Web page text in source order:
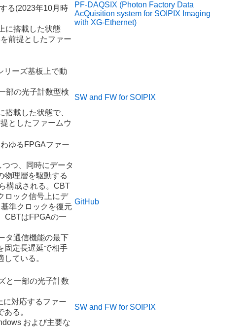
る(2023年10月時
に搭載した状態
前提としたファー
PF-DAQSIX (Photon Factory Data
AcQuisition system for SOIPIX Imaging
with XG-Ethernet)
リーズ基板上で動
部の光子計数型検
載した状態で、
としたファームウ
SW and FW for SOIPIX
ゆるFPGAファー
つ、同時にデータ
物理層を駆動する
構成される。CBT
ロック信号上にデ
準クロックを復元
CBTはFPGAの一
タ通信機能の最下
固定長遅延で相手
ている。
GitHub
と一部の光子計数
に対応するファー
る。
および主要な
SW and FW for SOIPIX